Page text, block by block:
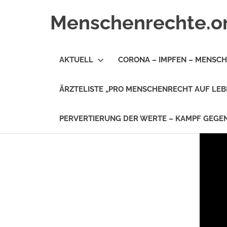
alle
Geborene
AKTUELL CORONA – IMPFEN –
ÄRZTELISTE „PRO MENSCHENRECHT AUF
PERVERTIERUNG DER WERTE – KAMPF